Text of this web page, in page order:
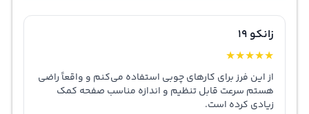
زانکو 19
★
★
★
★
★
از این فرز برای کارهای چوبی استفاده می‌کنم و واقعاً راضی
هستم سرعت قابل تنظیم و اندازه مناسب صفحه کمک
زیادی کرده است.